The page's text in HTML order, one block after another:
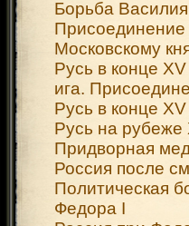
Борьба
Присоединение
Московскому
Русь в конце
ига.
Русь в конце
Русь на рубеже
Придворная
Россия после
Политическая
Федора I